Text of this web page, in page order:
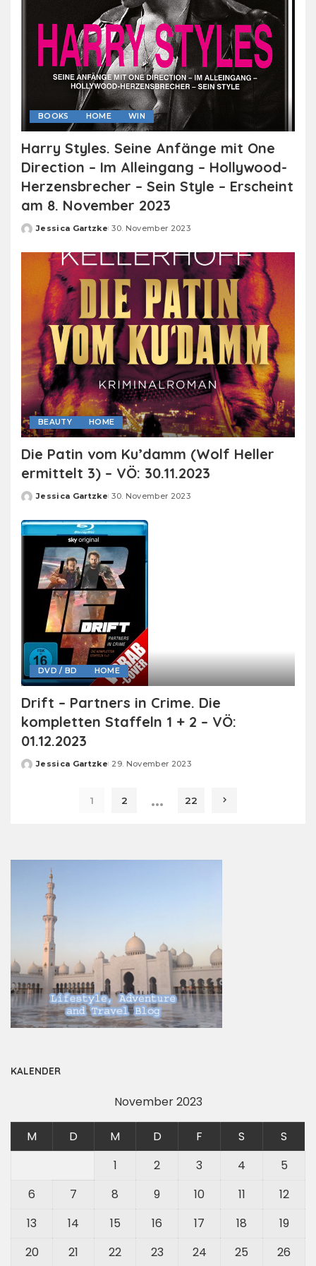
BOOKS HOME WIN
Harry Styles. Seine Anfänge mit One
Direction – Im Alleingang – Hollywood-
Herzensbrecher – Sein Style – Erscheint
am 8. November 2023
Posted
Jessica Gartzke 30. November 2023
BEAUTY HOME
Die Patin vom Ku’damm (Wolf Heller
ermittelt 3) – VÖ: 30.11.2023
Posted
Jessica Gartzke 30. November 2023
DVD / BD HOME
Drift – Partners in Crime. Die
kompletten Staffeln 1 + 2 – VÖ:
01.12.2023
Posted
Jessica Gartzke 29. November 2023
1 2 … 22
KALENDER
November 2023
M D M D F S
S
1
2 3 4
5
6
7 8 9 10 11
12
13
14 15 16 17 18
19
20
21 22 23 24 25 26